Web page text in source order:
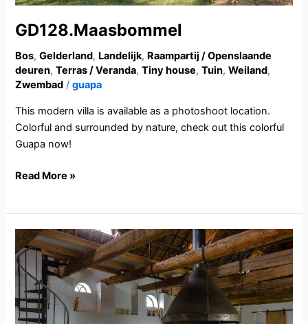
GD128.Maasbommel
Bos,Gelderland, Landelijk, Raampartij / Openslaande
deuren,Terras / Veranda,Tiny house,Tuin,Weiland,
Zwembad /guapa
This modern villa is available as a photoshoot location.
Colorful and surrounded by nature, check out this colorful
Guapa now!
Read More »
NB145.Andel